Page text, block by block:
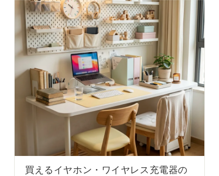
買えるイヤホン・ワイヤレス充電器の